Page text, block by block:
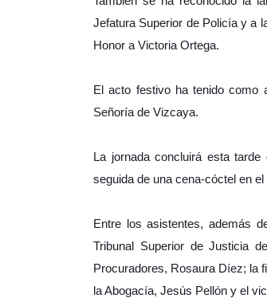
Jefatura Superior de Policía y a
Honor a Victoria Ortega.
El acto festivo ha tenido como
Señoría de Vizcaya.
La jornada concluirá esta
seguida de una cena-cóctel en
Entre los asistentes, además
Tribunal Superior de Justicia
Procuradores, Rosaura Díez; la
la Abogacía, Jesús Pellón y el